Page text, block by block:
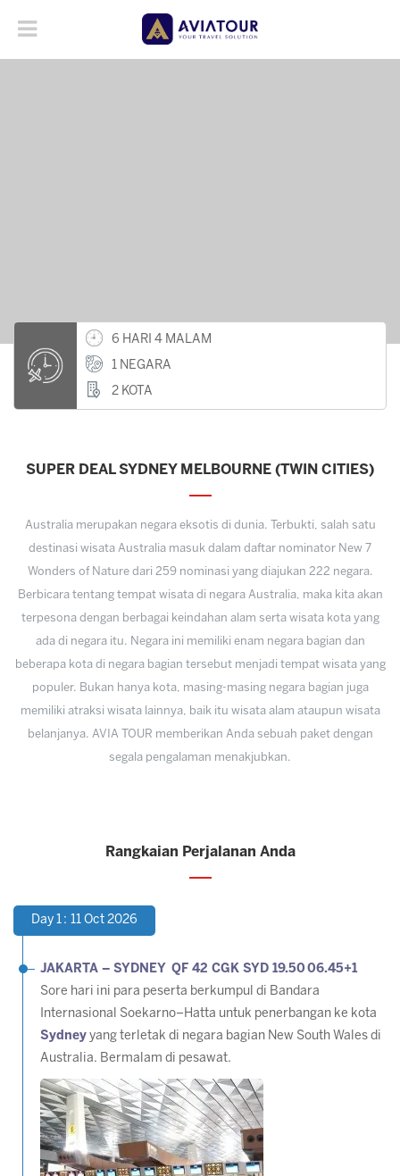
6 HARI 4 MALAM
1 NEGARA
2 KOTA
SUPER DEAL SYDNEY MELBOURNE (TWIN CITIES)
Australia merupakan negara eksotis di dunia. Terbukti, salah satu
destinasi wisata Australia masuk dalam daftar nominator New 7
Wonders of Nature dari 259 nominasi yang diajukan 222 negara.
Berbicara tentang tempat wisata di negara Australia, maka kita akan
terpesona dengan berbagai keindahan alam serta wisata kota yang
ada di negara itu. Negara ini memiliki enam negara bagian dan
beberapa kota di negara bagian tersebut menjadi tempat wisata yang
populer. Bukan hanya kota, masing-masing negara bagian juga
memiliki atraksi wisata lainnya, baik itu wisata alam ataupun wisata
belanjanya. AVIA TOUR memberikan Anda sebuah paket dengan
segala pengalaman menakjubkan.
Rangkaian Perjalanan Anda
Day 1 : 11 Oct 2026
JAKARTA – SYDNEY QF 42 CGK SYD 19.50 06.45+1
Sore hari ini para peserta berkumpul di Bandara
Internasional Soekarno–Hatta untuk penerbangan ke kota
Sydney yang terletak di negara bagian New South Wales di
Australia. Bermalam di pesawat.